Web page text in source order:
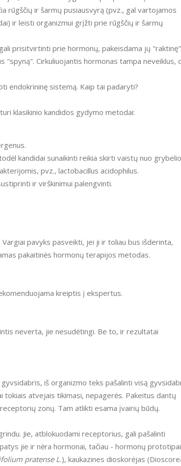
rūgščių ir šarmų pusiausvyrą (pvz., gal vartojamos
ir leisti organizmui grįžti prie rūgščių ir šarmų
prisitvirtinti prie hormonų, pakeisdama jų "raktinę"
Cirkuliuojantis hormonas tampa neveiklus,
endokrininę sistemą. Kaip tai padaryti?
klasikinio kandidos gydymo metodai:
kandidai sunaikinti reikia skirti vaistų nuo
pvz., lactobacillus acidophilus.
ir virškinimui palengvinti.
pavyks pasveikti, jei ji ir toliau bus išderinta,
pakaitinės hormonų terapijos metodas.
kreiptis į ekspertus.
neverta, jie nesudėtingi. Be to, ir rezultatai
iš organizmo teks pašalinti visą
tokiais atvejais tikimasi, nepagerės. Pakeitus dantų
zonų. Tam atlikti esama įvairių būdų.
Jie, atblokuodami receptorius, gali pašalinti
jie ir nėra hormonai, tačiau - hormonų
pratense L.), kaukazines dioskorėjas